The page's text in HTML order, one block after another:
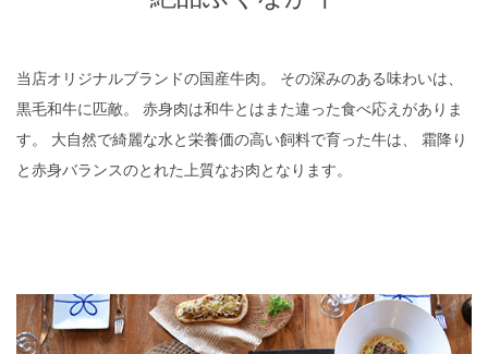
当店オリジナルブランドの国産牛肉。 その深みのある味わいは、
黒毛和牛に匹敵。 赤身肉は和牛とはまた違った食べ応えがありま
す。 大自然で綺麗な水と栄養価の高い飼料で育った牛は、 霜降り
と赤身バランスのとれた上質なお肉となります。
ワンスマイル